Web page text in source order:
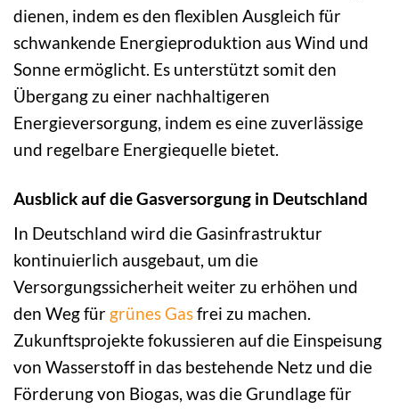
dienen, indem es den flexiblen Ausgleich für
schwankende Energieproduktion aus Wind und
Sonne ermöglicht. Es unterstützt somit den
Übergang zu einer nachhaltigeren
Energieversorgung, indem es eine zuverlässige
und regelbare Energiequelle bietet.
Ausblick auf die Gasversorgung in Deutschland
In Deutschland wird die Gasinfrastruktur
kontinuierlich ausgebaut, um die
Versorgungssicherheit weiter zu erhöhen und
den Weg für grünes Gasfrei zu machen.
Zukunftsprojekte fokussieren auf die Einspeisung
von Wasserstoff in das bestehende Netz und die
Förderung von Biogas, was die Grundlage für